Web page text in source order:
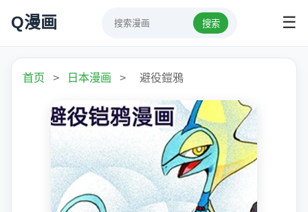
Q漫画 搜索 ☰
首页 > 日本漫画 > 避役鎧鴉